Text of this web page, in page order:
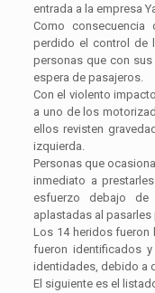
entrada a la empresa
Como consecuencia
perdido el control de
personas que con
espera de pasajeros.
Con el violento
a uno de los
ellos revisten
izquierda.
Personas que
inmediato a
esfuerzo debajo
aplastadas al
Los 14 heridos fueron
fueron identificados
identidades, debido a
El siguiente es el